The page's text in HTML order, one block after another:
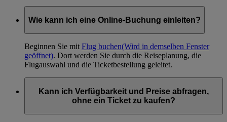
Wie kann ich eine Online-Buchung einleiten?
Beginnen Sie mit Flug buchen(Wird in demselben Fenster
geöffnet). Dort werden Sie durch die Reiseplanung, die
Flugauswahl und die Ticketbestellung geleitet.
Kann ich Verfügbarkeit und Preise abfragen,
ohne ein Ticket zu kaufen?